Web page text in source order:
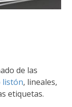
de las
listón, lineales,
etiquetas.